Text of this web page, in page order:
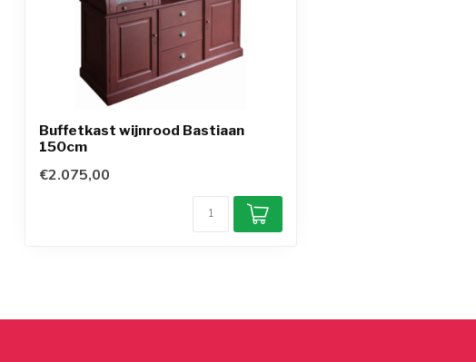
Buffetkast wijnrood Bastiaan
150cm
€2.075,00